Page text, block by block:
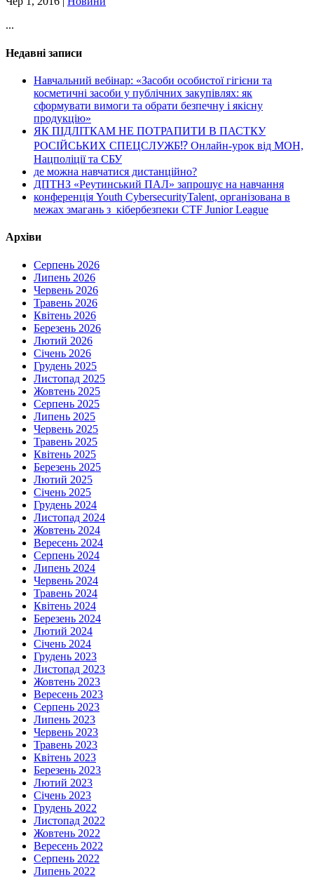
...
Недавні записи
Навчальний вебінар: «Засоби особистої гігієни та
косметичні засоби у публічних закупівлях: як
сформувати вимоги та обрати безпечну і якісну
продукцію»
ЯК ПІДЛІТКАМ НЕ ПОТРАПИТИ В ПАСТКУ
РОСІЙСЬКИХ СПЕЦСЛУЖБ⁉️ Онлайн-урок від МОН,
Нацполіції та СБУ
де можна навчатися дистанційно?
ДПТНЗ «Реутинський ПАЛ» запрошує на навчання
конференція Youth CybersecurityTalent, організована в
межах змагань з кібербезпеки CTF Junior League
Архіви
Серпень 2026
Липень 2026
Червень 2026
Травень 2026
Квітень 2026
Березень 2026
Лютий 2026
Січень 2026
Грудень 2025
Листопад 2025
Жовтень 2025
Серпень 2025
Липень 2025
Червень 2025
Травень 2025
Квітень 2025
Березень 2025
Лютий 2025
Січень 2025
Грудень 2024
Листопад 2024
Жовтень 2024
Вересень 2024
Серпень 2024
Липень 2024
Червень 2024
Травень 2024
Квітень 2024
Березень 2024
Лютий 2024
Січень 2024
Грудень 2023
Листопад 2023
Жовтень 2023
Вересень 2023
Серпень 2023
Липень 2023
Червень 2023
Травень 2023
Квітень 2023
Березень 2023
Лютий 2023
Січень 2023
Грудень 2022
Листопад 2022
Жовтень 2022
Вересень 2022
Серпень 2022
Липень 2022